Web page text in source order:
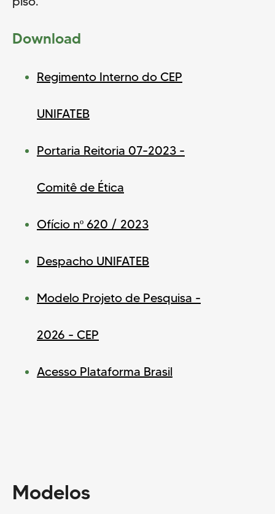
•  Novembro: 27/11/2026 (sexta-
feira)
Obs.: As submissões de projetos
deverão ser realizadas com
compor a pauta do respectivo mês.
Download
Regimento Interno do CEP
UNIFATEB
Portaria Reitoria 07-2023 -
Comitê de Ética
Ofício nº 620 / 2023
Despacho UNIFATEB
Modelo Projeto de Pesquisa -
2026 - CEP
Acesso Plataforma Brasil
Modelos